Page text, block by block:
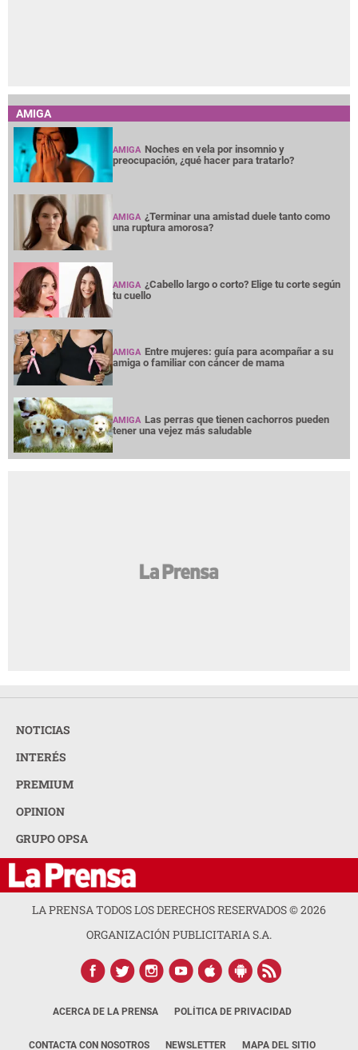
AMIGA
AMIGA Noches en vela por insomnio y
preocupación, ¿qué hacer para tratarlo?
AMIGA ¿Terminar una amistad duele tanto como
una ruptura amorosa?
AMIGA ¿Cabello largo o corto? Elige tu corte según
tu cuello
AMIGA Entre mujeres: guía para acompañar a su
amiga o familiar con cáncer de mama
AMIGA Las perras que tienen cachorros pueden
tener una vejez más saludable
NOTICIAS
INTERÉS
PREMIUM
OPINION
GRUPO OPSA
LA PRENSA TODOS LOS DERECHOS RESERVADOS ©2026
ORGANIZACIÓN PUBLICITARIA S.A.
ACERCA DE LA PRENSA POLÍTICA DE PRIVACIDAD
CONTACTA CON NOSOTROS NEWSLETTER MAPA DEL SITIO